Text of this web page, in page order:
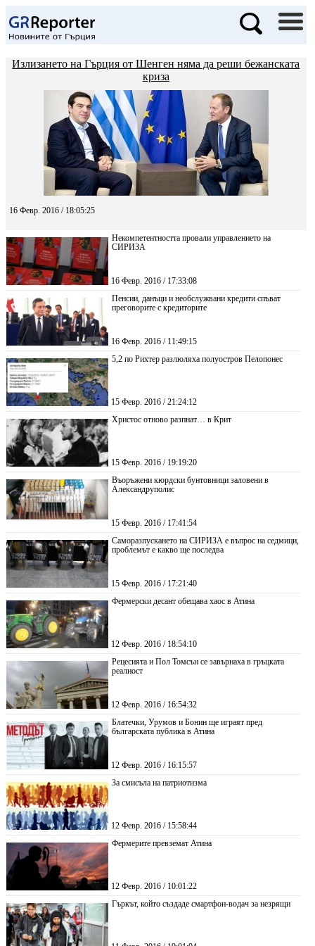
Излизането на Гърция от Шенген няма да реши бежанската
криза
16 Февр. 2016 / 18:05:25
Некомпетентността провали управлението на
СИРИЗА
16 Февр. 2016 / 17:33:08
Пенсии, данъци и необслужвани кредити спъват
преговорите с кредиторите
16 Февр. 2016 / 11:49:15
5,2 по Рихтер разлюляха полуостров Пелопонес
15 Февр. 2016 / 21:24:12
Христос отново разпнат… в Крит
15 Февр. 2016 / 19:19:20
Въоръжени кюрдски бунтовници заловени в
Александруполис
15 Февр. 2016 / 17:41:54
Саморазпускането на СИРИЗА е въпрос на седмици,
проблемът е какво ще последва
15 Февр. 2016 / 17:21:40
Фермерски десант обещава хаос в Атина
12 Февр. 2016 / 18:54:10
Рецесията и Пол Томсън се завърнаха в гръцката
реалност
12 Февр. 2016 / 16:54:32
Блатечки, Урумов и Бонин ще играят пред
българската публика в Атина
12 Февр. 2016 / 16:15:57
За смисъла на патриотизма
12 Февр. 2016 / 15:58:44
Фермерите превземат Атина
12 Февр. 2016 / 10:01:22
Гъркът, който създаде смартфон-водач за незрящи